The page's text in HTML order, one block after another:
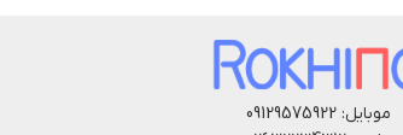
موبایل: 09129575922